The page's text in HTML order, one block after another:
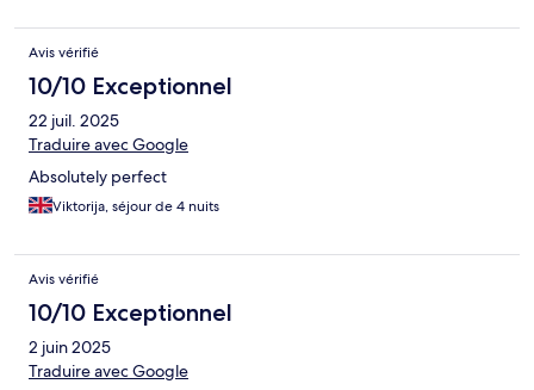
Avis vérifié
10/10 Exceptionnel
22 juil. 2025
Traduire avec Google
Absolutely perfect
Viktorija, séjour de 4 nuits
Avis vérifié
10/10 Exceptionnel
2 juin 2025
Traduire avec Google